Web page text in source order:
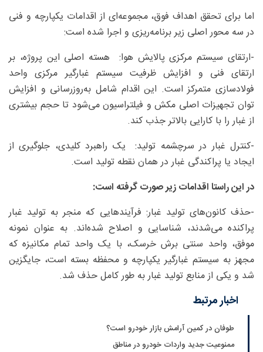
اما برای تحقق اهداف فوق، مجموعه‌ای از اقدامات یکپارچه و فنی
در سه محور اصلی زیر برنامه‌ریزی و اجرا شده است:
-ارتقای سیستم مرکزی پالایش هوا: هسته اصلی این پروژه، بر
ارتقای فنی و افزایش ظرفیت سیستم غبارگیر مرکزی واحد
فولادسازی متمرکز است. این اقدام شامل به‌روزرسانی و افزایش
توان تجهیزات اصلی مکش و فیلتراسیون می‌شود تا حجم بیشتری
از غبار را با کارایی بالاتر جذب کند.
-کنترل غبار در سرچشمه تولید: یک راهبرد کلیدی، جلوگیری از
ایجاد یا پراکندگی غبار در همان نقطه تولید است.
در این راستا اقدامات زیر صورت گرفته است:
-حذف کانون‌های تولید غبار: فرآیندهایی که منجر به تولید غبار
پراکنده می‌شدند، شناسایی و اصلاح شده‌اند. به عنوان نمونه
موفق، واحد سنتی برش خرسک، با یک واحد تمام مکانیزه که
مجهز به سیستم غبارگیر یکپارچه و محفظه بسته است، جایگزین
شد و یکی از منابع تولید غبار به طور کامل حذف شد.
اخبار مرتبط
طوفان در کمین آرامش بازار خودرو است؟
ممنوعیت جدید واردات خودرو در مناطق